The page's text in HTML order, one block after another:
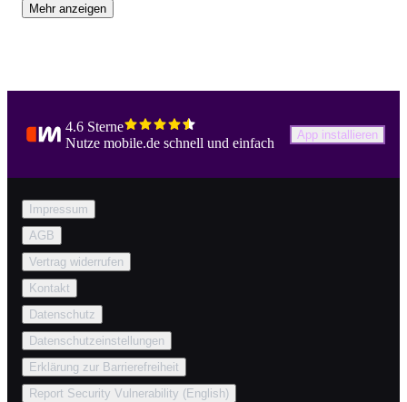
Mehr anzeigen
4.6 Sterne
Nutze mobile.de schnell und einfach
App installieren
Impressum
AGB
Vertrag widerrufen
Kontakt
Datenschutz
Datenschutzeinstellungen
Erklärung zur Barrierefreiheit
Report Security Vulnerability (English)